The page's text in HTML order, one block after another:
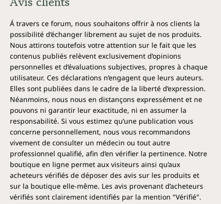
Á travers ce forum, nous souhaitons offrir à nos clients la
possibilité d’échanger librement au sujet de nos produits.
Nous attirons toutefois votre attention sur le fait que les
contenus publiés relèvent exclusivement d’opinions
personnelles et d’évaluations subjectives, propres à chaque
utilisateur. Ces déclarations n’engagent que leurs auteurs.
Elles sont publiées dans le cadre de la liberté d’expression.
Néanmoins, nous nous en distançons expressément et ne
pouvons ni garantir leur exactitude, ni en assumer la
responsabilité. Si vous estimez qu’une publication vous
concerne personnellement, nous vous recommandons
vivement de consulter un médecin ou tout autre
professionnel qualifié, afin d’en vérifier la pertinence. Notre
boutique en ligne permet aux visiteurs ainsi qu’aux
acheteurs vérifiés de déposer des avis sur les produits et
sur la boutique elle-même. Les avis provenant d’acheteurs
vérifiés sont clairement identifiés par la mention "Vérifié".